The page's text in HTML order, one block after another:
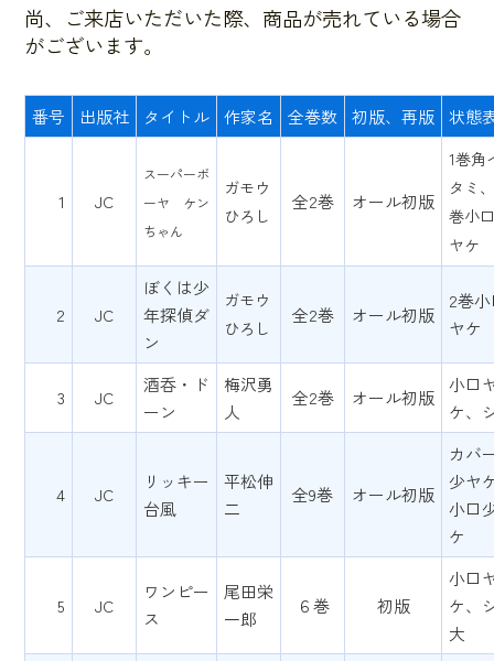
尚、ご来店いただいた際、商品が売れている場合
がございます。
番号 出版社 タイトル 作家名 全巻数 初版、再版 状態
1 JC
スーパーボ
ーヤ ケン
ちゃん
ガモウ
ひろし
全2巻 オール初版
1巻角
タミ
巻小
ヤケ
2 JC
ぼくは少
年探偵ダ
ン
ガモウ
ひろし
全2巻 オール初版
2巻
ヤケ
3 JC
酒呑・ド
ーン
梅沢勇
人
全2巻 オール初版
小口
ケ、
4 JC
リッキー
台風
平松伸
二
全9巻 オール初版
カバ
少ヤ
小口
ケ
5 JC
ワンピー
ス
尾田栄
一郎
６巻 初版
小口
ケ、
大